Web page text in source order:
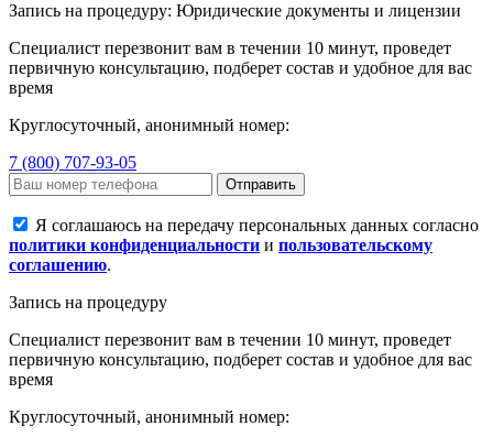
Запись на процедуру: Юридические документы и лицензии
Специалист перезвонит вам в течении 10 минут, проведет
первичную консультацию, подберет состав и удобное для вас
время
Круглосуточный, анонимный номер:
7 (800) 707-93-05
Отправить
Я соглашаюсь на передачу персональных данных согласно
политики конфиденциальности и пользовательскому
соглашению.
Запись на процедуру
Специалист перезвонит вам в течении 10 минут, проведет
первичную консультацию, подберет состав и удобное для вас
время
Круглосуточный, анонимный номер: